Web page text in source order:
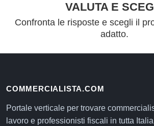
VALUTA E
Confronta le risposte e scegli il
adatto.
COMMERCIALISTA.COM
Portale verticale per trovare
lavoro e professionisti fiscali in tutta